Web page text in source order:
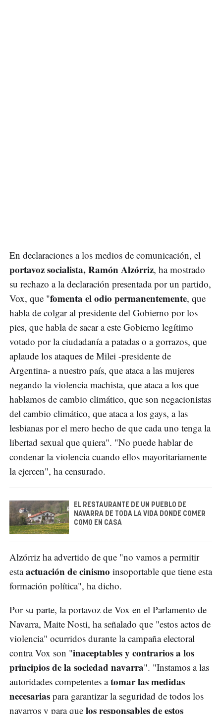
En declaraciones a los medios de comunicación, el
portavoz socialista, Ramón Alzórriz, ha mostrado
su rechazo a la declaración presentada por un partido,
Vox, que "fomenta el odio permanentemente, que
habla de colgar al presidente del Gobierno por los
pies, que habla de sacar a este Gobierno legítimo
votado por la ciudadanía a patadas o a gorrazos, que
aplaude los ataques de Milei -presidente de
Argentina- a nuestro país, que ataca a las mujeres
negando la violencia machista, que ataca a los que
hablamos de cambio climático, que son negacionistas
del cambio climático, que ataca a los gays, a las
lesbianas por el mero hecho de que cada uno tenga la
libertad sexual que quiera". "No puede hablar de
condenar la violencia cuando ellos mayoritariamente
la ejercen", ha censurado.
EL RESTAURANTE DE UN PUEBLO DE
NAVARRA DE TODA LA VIDA DONDE COMER
COMO EN CASA
Alzórriz ha advertido de que "no vamos a permitir
estaactuación de cinismo insoportable que tiene esta
formación política", ha dicho.
Por su parte, la portavoz de Vox en el Parlamento de
Navarra, Maite Nosti, ha señalado que "estos actos de
violencia" ocurridos durante la campaña electoral
contra Vox son "inaceptables y contrarios a los
principios de la sociedad navarra". "Instamos a las
autoridades competentes atomar las medidas
necesarias para garantizar la seguridad de todos los
navarros y para que los responsables de estos